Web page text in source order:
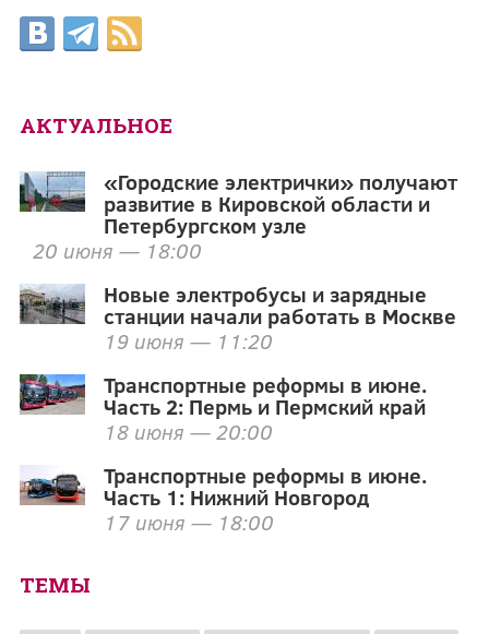
АКТУАЛЬНОЕ
«Городские электрички» получают
развитие в Кировской области и
Петербургском узле
20 июня — 18:00
Новые электробусы и зарядные
станции начали работать в Москве
19 июня — 11:20
Транспортные реформы в июне.
Часть 2: Пермь и Пермский край
18 июня — 20:00
Транспортные реформы в июне.
Часть 1: Нижний Новгород
17 июня — 18:00
ТЕМЫ